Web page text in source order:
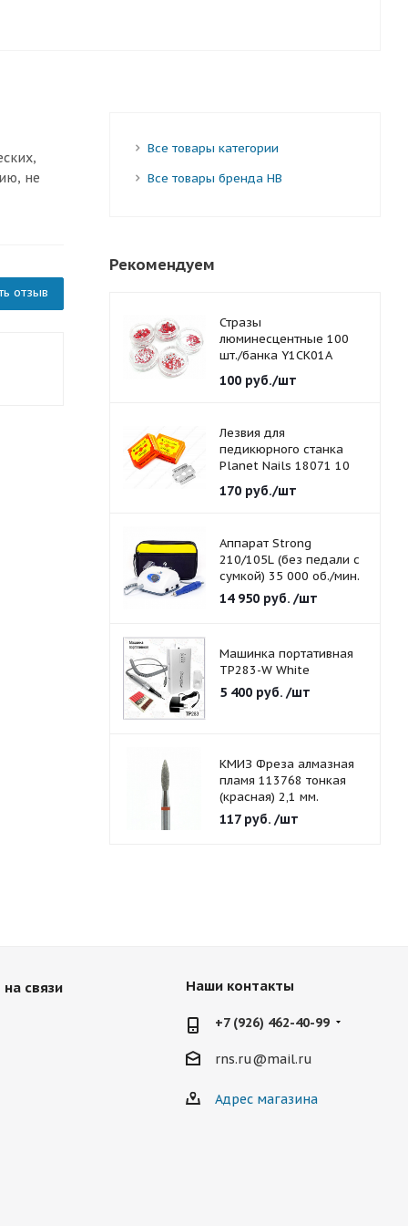
не
отзыв
Все товары категории
Все товары бренда HB
Рекомендуем
Стразы
люминесцентные 100
шт./банка Y1CK01A
красные 1,5 мм.
100руб./шт
Лезвия для
педикюрного станка
Planet Nails 18071 10
170руб./шт
Аппарат Strong
210/105L (без педали с
сумкой) 35 000 об./мин.
14 950руб. /шт
Машинка портативная
TP283-W White
5 400руб. /шт
КМИЗ Фреза алмазная
пламя 113768 тонкая
(красная) 2,1 мм.
117руб. /шт
связи Наши контакты
+7 (926) 462-40-99
rns.ru@mail.ru
Адрес магазина